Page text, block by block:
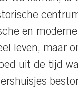
en
leven, maar
uit de tijd